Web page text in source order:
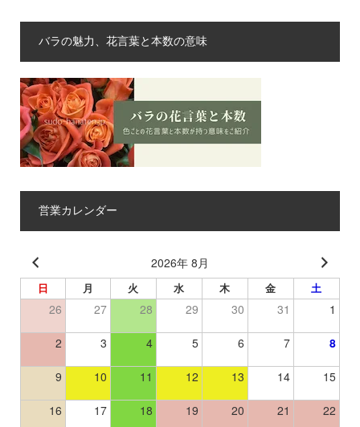
バラの魅力、花言葉と本数の意味
営業カレンダー
2026年 8月
日 月 火 水 木 金 土
26 27 28 29 30 31 1
2 3 4 5 6 7 8
9 10 11 12 13 14 15
16 17 18 19 20 21 22